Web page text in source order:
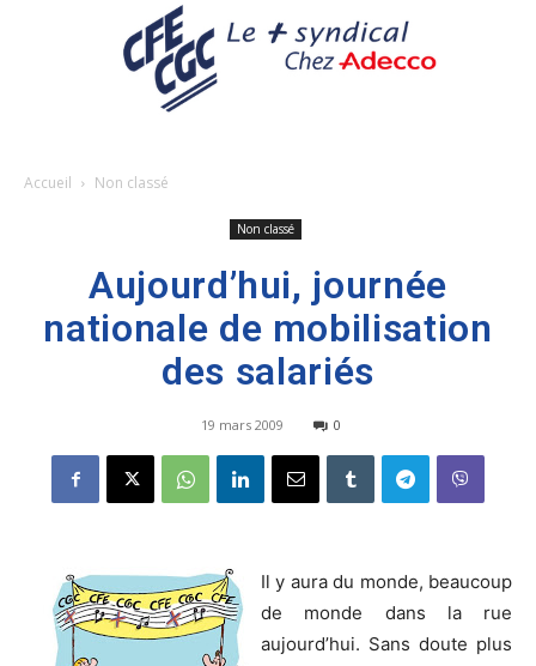
Accueil Non classé
Non classé
Aujourd’hui, journée
nationale de mobilisation
des salariés
19 mars 2009 0
Il y aura du monde, beaucoup
de monde dans la rue
aujourd’hui. Sans doute plus